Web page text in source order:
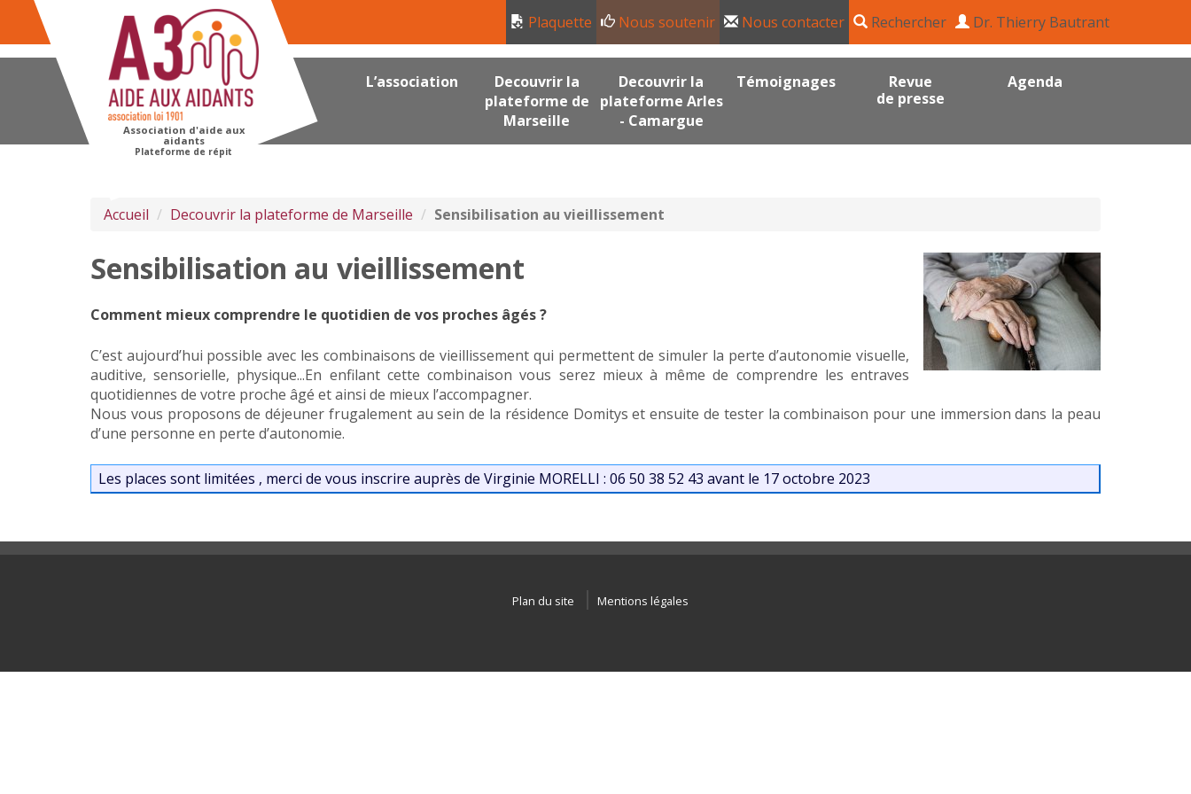
Association d'aide aux
aidants
Plateforme de répit
Plaquette Nous soutenir Nous contacter Rechercher Dr. Thierry Bautrant
L’association
Decouvrir la
plateforme de
Marseille
Decouvrir la
plateforme Arles
- Camargue
Témoignages
Revue
de presse
Agenda
Accueil Decouvrir la plateforme de Marseille Sensibilisation au vieillissement
Sensibilisation au vieillissement
Comment mieux comprendre le quotidien de vos proches âgés ?
C’est aujourd’hui possible avec les combinaisons de vieillissement qui permettent de simuler la perte d’autonomie visuelle,
auditive, sensorielle, physique...En enfilant cette combinaison vous serez mieux à même de comprendre les entraves
quotidiennes de votre proche âgé et ainsi de mieux l’accompagner.
Nous vous proposons de déjeuner frugalement au sein de la résidence Domitys et ensuite de tester la combinaison pour une immersion dans la peau
d’une personne en perte d’autonomie.
Les places sont limitées , merci de vous inscrire auprès de Virginie MORELLI : 06 50 38 52 43 avant le 17 octobre 2023
Plan du site Mentions légales
Panneau de gestion des cookies